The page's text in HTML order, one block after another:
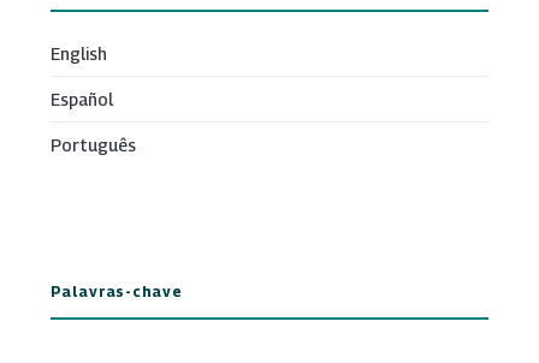
English
Español
Português
Palavras-chave